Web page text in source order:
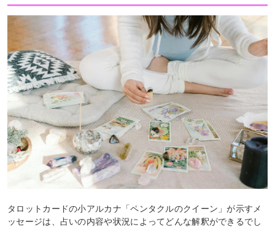
タロットカードの小アルカナ「ペンタクルのクイーン」が示すメ
ッセージは、占いの内容や状況によってどんな解釈ができるでし